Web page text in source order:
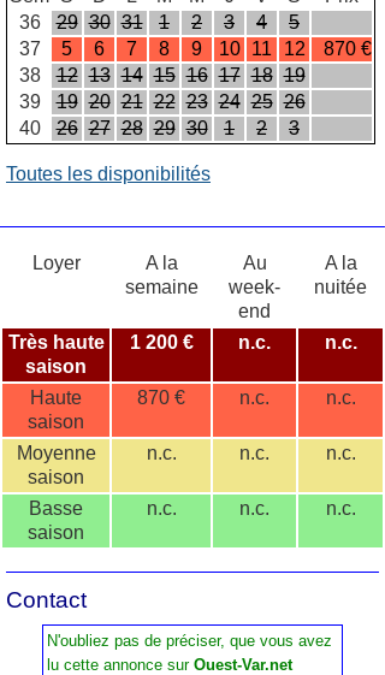
36
29 30 31 1 2 3 4
5
37
5 6 7 8 9 10 11 12
870 €
38
12 13 14 15 16 17 18 19
39
19 20 21 22 23 24 25 26
40
26 27 28 29 30 1 2 3
Toutes les disponibilités
Loyer
A la
semaine
Au
week-
end
A la
nuitée
Très haute
saison
1 200 € n.c. n.c.
Haute
saison
870 € n.c. n.c.
Moyenne
saison
n.c. n.c. n.c.
Basse
saison
n.c. n.c. n.c.
Contact
N'oubliez pas de préciser, que vous avez
lu cette annonce sur Ouest-Var.net